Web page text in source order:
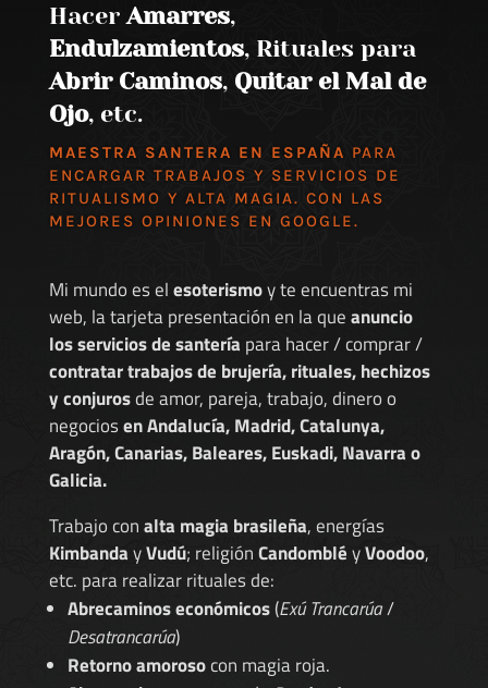
Hacer Amarres,
Endulzamientos, Rituales para
Abrir Caminos, Quitar el Mal de
Ojo, etc.
MAESTRA SANTERA EN ESPAÑA PARA
ENCARGAR TRABAJOS Y SERVICIOS DE
RITUALISMO Y ALTA MAGIA. CON LAS
MEJORES OPINIONES EN GOOGLE.
Mi mundo es elesoterismoy te encuentras mi
web, la tarjeta presentación en la queanuncio
los servicios de santería para hacer / comprar /
contratar trabajos de brujería, rituales, hechizos
y conjurosde amor, pareja, trabajo, dinero o
negociosen Andalucía, Madrid, Catalunya,
Aragón, Canarias, Baleares, Euskadi, Navarra o
Galicia.
Trabajo conalta magia brasileña, energías
KimbandayVudú; religiónCandombléyVoodoo,
etc. para realizar rituales de:
Abrecaminos económicos(Exú Trancarúa/
Desatrancarúa)
Retorno amorosocon magia roja.